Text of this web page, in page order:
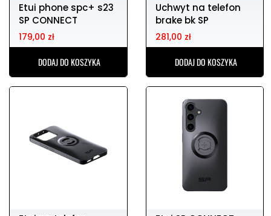
Etui phone spc+ s23
SP CONNECT
179,00 zł
DODAJ DO KOSZYKA
Uchwyt na telefon
brake bk SP
CONNECT
281,00 zł
DODAJ DO KOSZYKA